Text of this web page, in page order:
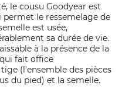
le cousu Goodyear est
le ressemelage de
est usée,
sa durée de vie.
à la présence de la
fait office
(l'ensemble des pièces
du pied) et la semelle.